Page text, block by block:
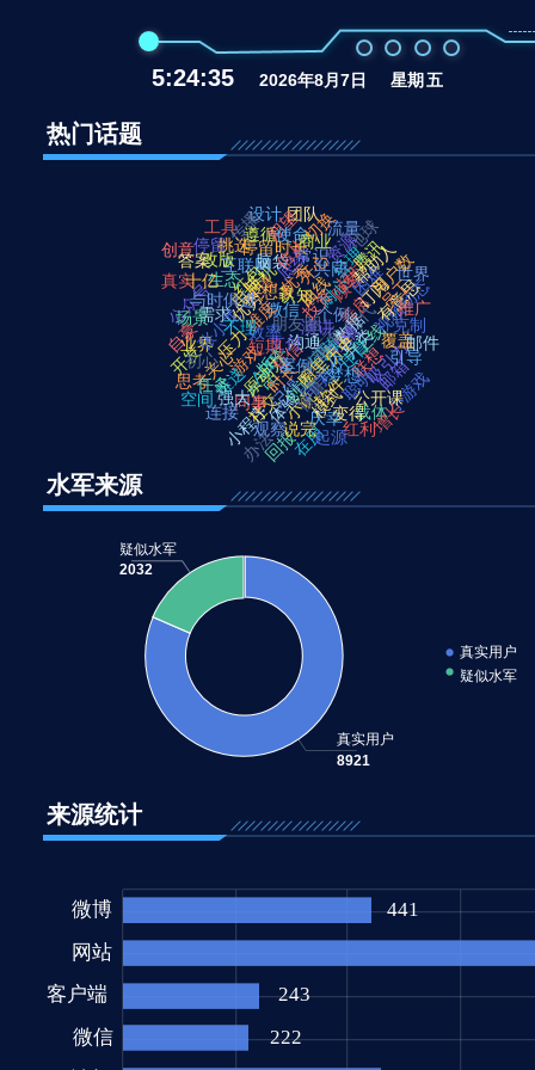
热门话题
水军来源
来源统计
5:24:35 2026年8月7日 星期 五
微信
产品
朋友圈
小程序
社交
游戏
工具
公众号
小游戏
流量
APP
原动力
团队
本质
创意
设计
版本
时代
体验
压力
时长
真实
停留
视频动态
记得
空间
手机
公开课
停留时长
同事
互联网
载体
办法
需求
业界
思考
增长
邮箱
效率
世界
推送
红包 有意思
想象
短信
案例
创造
页面
沟通
小说
环境
善良
演讲
张小龙 个例
在用
认知 订阅
关心
推广
引导
回报
传播
数据
电脑 员工
红利
吐槽
起源
常识
回顾
遵循
答案
挑选
期望
使命
场景
创新 邮件
历史
优秀 顾客
支付
困难
连接
耐心
开发
优势
用户数
投资
评价
任务
初心 异类
圈里
维度
超时
底线
克制
与时俱进
违背
改版 帮助人
曲线
自豪
庆幸
上线
地球
脑袋
说完
切换
信从
吸引力
同学
观察
经理腾讯
变得
覆盖
联想
梦想
生态
衡量
强大 软件
开心
短期
资源
聪明
共同
不理
商业
模式
十亿
真实用户
疑似水军
2032
疑似水军
8921
真实用户
微信
客户端
网站
微博
222
243
441